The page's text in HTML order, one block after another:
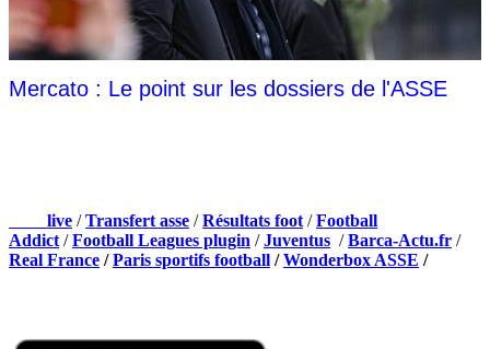
Mercato : Le point sur les dossiers de l'ASSE
live /Transfert asse /Résultats foot /Football
Addict /Football Leagues plugin /Juventus /Barca-Actu.fr /
Real France /Paris sportifs football /Wonderbox ASSE /